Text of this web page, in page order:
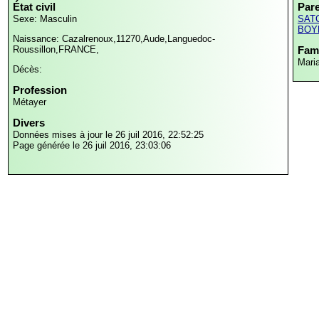
État civil
Sexe: Masculin
Naissance: Cazalrenoux,11270,Aude,Languedoc-
Roussillon,FRANCE,
Décès:
Profession
Métayer
Divers
Données mises à jour le 26 juil 2016, 22:52:25
Page générée le 26 juil 2016, 23:03:06